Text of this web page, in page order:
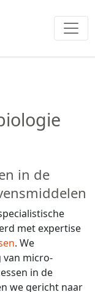
in de
met expertise
. We
micro-
in de
we gericht naar